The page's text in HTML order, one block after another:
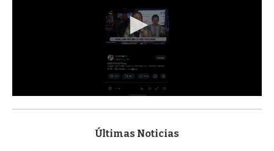
s
Últimas Noticias